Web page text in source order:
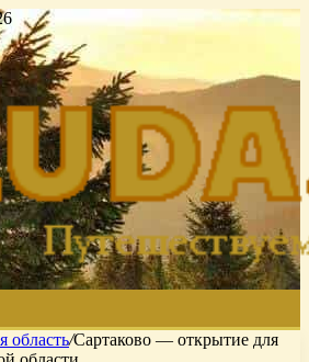
область/Сартаково — открытие для